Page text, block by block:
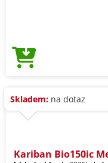
Skladem: na dotaz
Kariban Bio150ic